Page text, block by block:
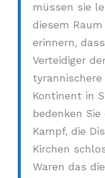
müssen sie
diesem
erinnern,
Verteidiger
Kontinent in
bedenken
Kampf, die
Kirchen
Waren das